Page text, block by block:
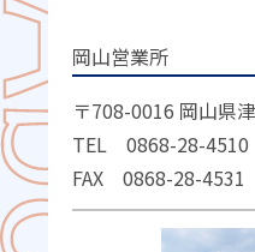
岡山営業所
〒708-0016 岡山県
TEL 0868-28-4510
FAX 0868-28-4531